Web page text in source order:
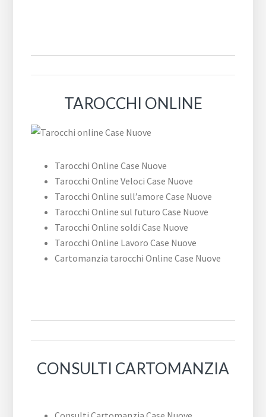
TAROCCHI ONLINE
Tarocchi Online Case Nuove
Tarocchi Online Veloci Case Nuove
Tarocchi Online sull’amore Case Nuove
Tarocchi Online sul futuro Case Nuove
Tarocchi Online soldi Case Nuove
Tarocchi Online Lavoro Case Nuove
Cartomanzia tarocchi Online Case Nuove
CONSULTI CARTOMANZIA